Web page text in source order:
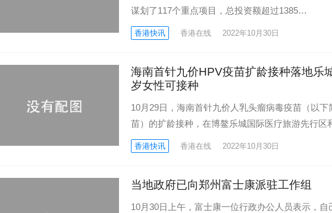
谋划了117个重点项目，总投资额超过1385…
香港快讯 香港在线 2022年10月30日
海南首针九价HPV疫苗扩龄接种落地乐
岁女性可接种
10月29日，海南首针九价人乳头瘤病毒疫苗（以下
苗）的扩龄接种，在博鳌乐城国际医疗旅游先行区
香港快讯 香港在线 2022年10月30日
当地政府已向郑州富士康派驻工作组
10月30日上午，富士康一位行政办公人员表示，自